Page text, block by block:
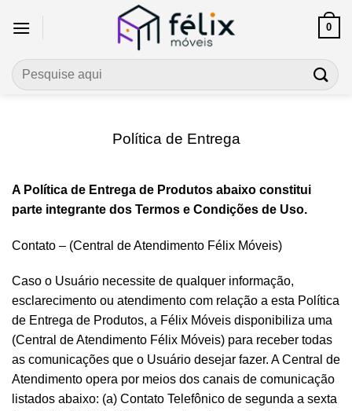
0
Pesquisar
por:
Política de Entrega
A Política de Entrega de Produtos abaixo constitui
parte integrante dos Termos e Condições de Uso.
Contato – (Central de Atendimento Félix Móveis)
Caso o Usuário necessite de qualquer informação,
esclarecimento ou atendimento com relação a esta Política
de Entrega de Produtos, a Félix Móveis disponibiliza uma
(Central de Atendimento Félix Móveis) para receber todas
as comunicações que o Usuário desejar fazer. A Central de
Atendimento opera por meios dos canais de comunicação
listados abaixo: (a) Contato Telefônico de segunda a sexta